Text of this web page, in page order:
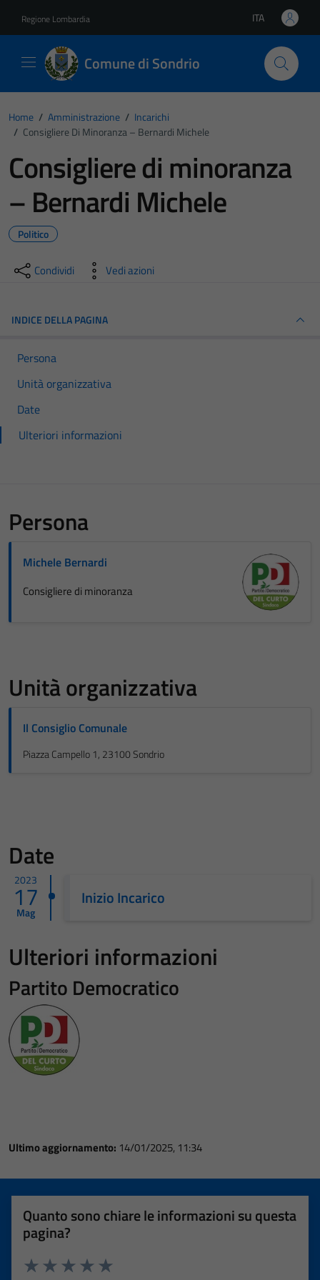
Regione Lombardia Lingua attiva:
ITA
Comune di Sondrio
Home / Amministrazione / Incarichi
/ Consigliere Di Minoranza – Bernardi Michele
Consigliere di minoranza
– Bernardi Michele
Politico
Condividi Vedi azioni
INDICE DELLA PAGINA
Persona
Unità organizzativa
Date
Ulteriori informazioni
Persona
Michele Bernardi
Consigliere di minoranza
Unità organizzativa
Il Consiglio Comunale
Piazza Campello 1, 23100 Sondrio
Date
2023
17
Mag
Inizio Incarico
Ulteriori informazioni
Partito Democratico
Ultimo aggiornamento: 14/01/2025, 11:34
Quanto sono chiare le informazioni su questa
pagina?